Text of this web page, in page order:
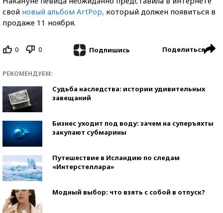
свой новый альбом ArtPop, который должен появиться в
продаже 11 ноября.
0 0 Подпишись Поделиться
РЕКОМЕНДУЕМ:
Судьба наследства: истории удивительных
завещаний
Бизнес уходит под воду: зачем на суперъяхты
закупают субмарины
Путешествие в Исландию по следам
«Интерстеллара»
Модный выбор: что взять с собой в отпуск?